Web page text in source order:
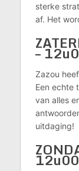
sterke
af. Het
–
Zazou
Een echte
van alles